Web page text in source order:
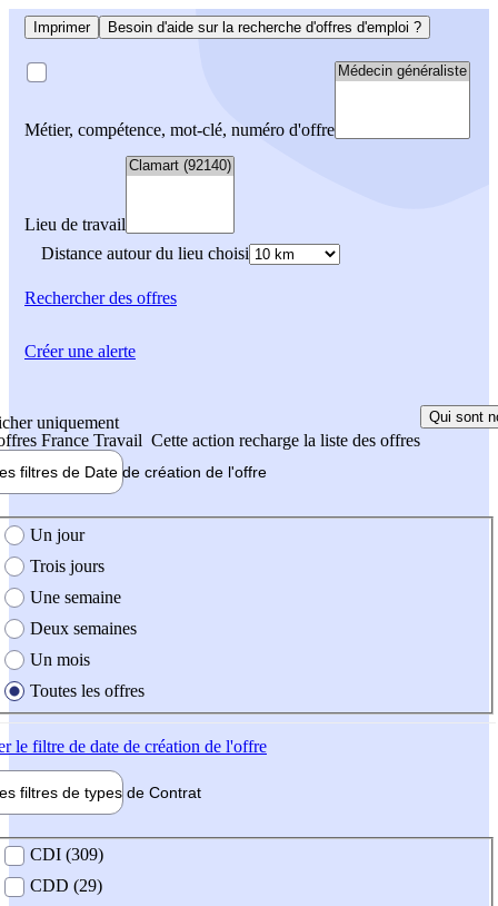
Imprimer Besoin d'aide sur la recherche d'offres d'emploi ?
Métier, compétence, mot-clé, numéro d'offre
Lieu de travail
Distance autour du lieu choisi
Rechercherdes offres
uniquement
France Travail Cette action recharge la liste des offres
Qui sont
filtres de Date de création de l'offre
création de l'offre
Un jour
Trois jours
Une semaine
Deux semaines
Un mois
Toutes les offres
le filtre de date de création de l'offre
filtres de types de Contrat
contrat
CDI (309)
CDD (29)
Créer une alerte